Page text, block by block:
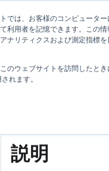
では、お客様のコンピュータ
利用者を記憶できます。この
ナリティクスおよび測定指標
のウェブサイトを訪問したと
れます。
ァレンス How To
最新プ
説明